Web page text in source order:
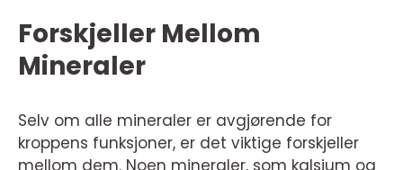
Forskjeller Mellom
Mineraler
Selv om alle mineraler er avgjørende for
kroppens funksjoner, er det viktige forskjeller
mellom dem. Noen mineraler, som kalsium og